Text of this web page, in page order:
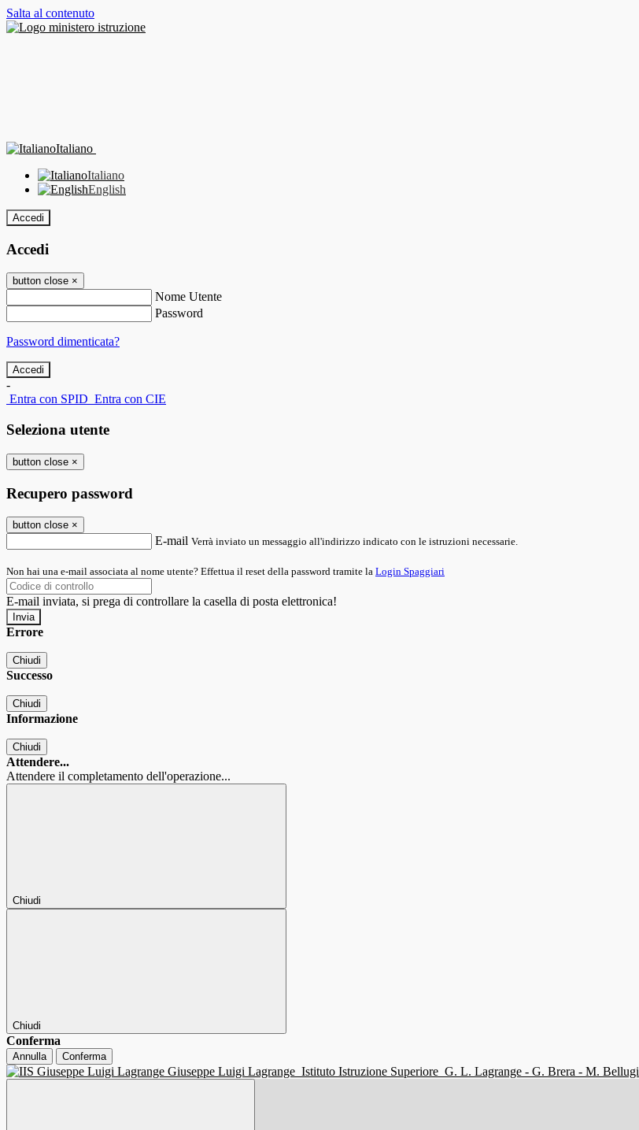
Salta al contenuto
Italiano
Italiano
English
Accedi
Accedi
button close ×
Nome Utente
Password
Password dimenticata?
-
Entra con SPID Entra con CIE
Seleziona utente
button close ×
Recupero password
button close ×
E-mail Verrà inviato un messaggio all'indirizzo indicato con le istruzioni necessarie.
Non hai una e-mail associata al nome utente? Effettua il reset della password tramite la Login Spaggiari
E-mail inviata, si prega di controllare la casella di posta elettronica!
Errore
Chiudi
Successo
Chiudi
Informazione
Chiudi
Attendere...
Attendere il completamento dell'operazione...
Chiudi
Chiudi
Conferma
Annulla Conferma
Giuseppe Luigi Lagrange Istituto Istruzione Superiore G. L. Lagrange - G. Brera - M. Bellugi